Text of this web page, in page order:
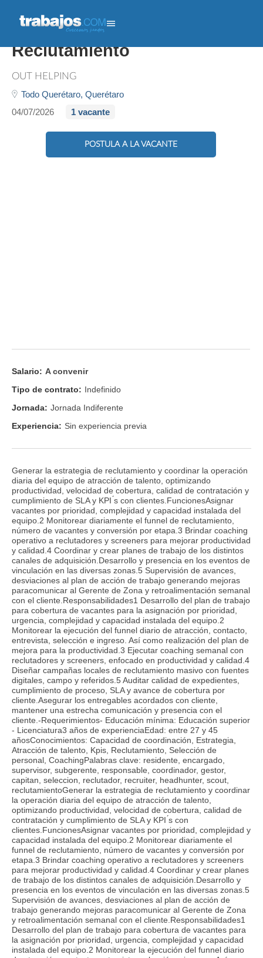
Coordinador De
Reclutamiento
OUT HELPING
Todo Querétaro, Querétaro
04/07/2026
1 vacante
POSTULA A LA VACANTE
Salario: A convenir
Tipo de contrato: Indefinido
Jornada: Jornada Indiferente
Experiencia: Sin experiencia previa
Generar la estrategia de reclutamiento y coordinar la operación
diaria del equipo de atracción de talento, optimizando
productividad, velocidad de cobertura, calidad de contratación y
cumplimiento de SLA y KPI ́s con clientes.FuncionesAsignar
vacantes por prioridad, complejidad y capacidad instalada del
equipo.2 Monitorear diariamente el funnel de reclutamiento,
número de vacantes y conversión por etapa.3 Brindar coaching
operativo a reclutadores y screeners para mejorar productividad
y calidad.4 Coordinar y crear planes de trabajo de los distintos
canales de adquisición.Desarrollo y presencia en los eventos de
vinculación en las diversas zonas.5 Supervisión de avances,
desviaciones al plan de acción de trabajo generando mejoras
paracomunicar al Gerente de Zona y retroalimentación semanal
con el cliente.Responsabilidades1 Desarrollo del plan de trabajo
para cobertura de vacantes para la asignación por prioridad,
urgencia, complejidad y capacidad instalada del equipo.2
Monitorear la ejecución del funnel diario de atracción, contacto,
entrevista, selección e ingreso. Así como realización del plan de
mejora para la productividad.3 Ejecutar coaching semanal con
reclutadores y screeners, enfocado en productividad y calidad.4
Diseñar campañas locales de reclutamiento masivo con fuentes
digitales, campo y referidos.5 Auditar calidad de expedientes,
cumplimiento de proceso, SLA y avance de cobertura por
cliente.Asegurar los entregables acordados con cliente,
mantener una estrecha comunicación y presencia con el
cliente.-Requerimientos- Educación mínima: Educación superior
- Licenciatura3 años de experienciaEdad: entre 27 y 45
añosConocimientos: Capacidad de coordinación, Estrategia,
Atracción de talento, Kpis, Reclutamiento, Selección de
personal, CoachingPalabras clave: residente, encargado,
supervisor, subgerente, responsable, coordinador, gestor,
capitan, seleccion, reclutador, recruiter, headhunter, scout,
reclutamientoGenerar la estrategia de reclutamiento y coordinar
la operación diaria del equipo de atracción de talento,
optimizando productividad, velocidad de cobertura, calidad de
contratación y cumplimiento de SLA y KPI ́s con
clientes.FuncionesAsignar vacantes por prioridad, complejidad y
capacidad instalada del equipo.2 Monitorear diariamente el
funnel de reclutamiento, número de vacantes y conversión por
etapa.3 Brindar coaching operativo a reclutadores y screeners
para mejorar productividad y calidad.4 Coordinar y crear planes
de trabajo de los distintos canales de adquisición.Desarrollo y
presencia en los eventos de vinculación en las diversas zonas.5
Supervisión de avances, desviaciones al plan de acción de
trabajo generando mejoras paracomunicar al Gerente de Zona
y retroalimentación semanal con el cliente.Responsabilidades1
Desarrollo del plan de trabajo para cobertura de vacantes para
la asignación por prioridad, urgencia, complejidad y capacidad
instalada del equipo.2 Monitorear la ejecución del funnel diario